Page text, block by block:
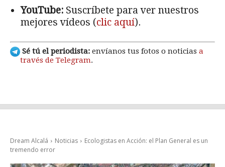
YouTube: Suscríbete para ver nuestros
mejores vídeos (clic aquí).
Sé tú el periodista: envíanos tus fotos o noticias a
través de Telegram.